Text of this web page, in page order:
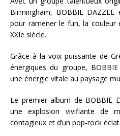
Birmingham, BOBBIE
pour ramener le fun, la couleur
XXIe siècle.
Grâce à la voix puissante de
énergiques du groupe,
une énergie vitale au paysage
Le premier album de BOBBIE
une explosion vivifiante de
contagieux et d’un pop-rock